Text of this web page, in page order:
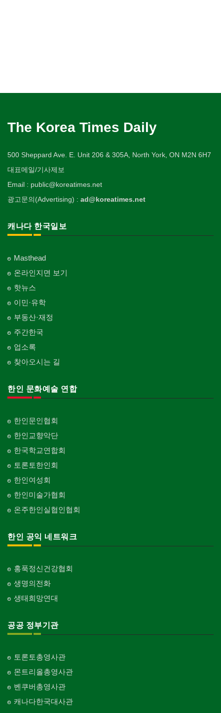
The Korea Times Daily
500 Sheppard Ave. E. Unit 206 & 305A, North York, ON M2N 6H7
대표메일/기사제보
Email : public@koreatimes.net
광고문의(Advertising) : ad@koreatimes.net
캐나다 한국일보
Masthead
온라인지면 보기
핫뉴스
이민·유학
부동산·재정
주간한국
업소록
찾아오시는 길
한인 문화예술 연합
한인문인협회
한인교향악단
한국학교연합회
토론토한인회
한인여성회
한인미술가협회
온주한인실협인협회
한인 공익 네트워크
홍푹정신건강협회
생명의전화
생태희망연대
공공 정부기관
토론토총영사관
몬트리올총영사관
벤쿠버총영사관
캐나다한국대사관